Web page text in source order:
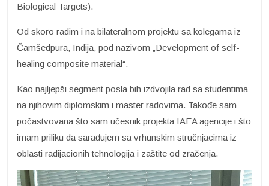
Biological Targets).
Od skoro radim i na bilateralnom projektu sa kolegama iz
Čamšedpura, Indija, pod nazivom „Development of self-
healing composite material“.
Kao najljepši segment posla bih izdvojila rad sa studentima
na njihovim diplomskim i master radovima. Takođe sam
počastvovana što sam učesnik projekta IAEA agencije i što
imam priliku da sarađujem sa vrhunskim stručnjacima iz
oblasti radijacionih tehnologija i zaštite od zračenja.